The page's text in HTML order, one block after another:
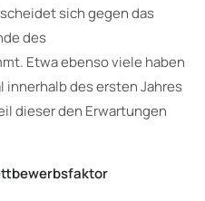
sich gegen das
des
Etwa ebenso viele haben
innerhalb des ersten Jahres
dieser den Erwartungen